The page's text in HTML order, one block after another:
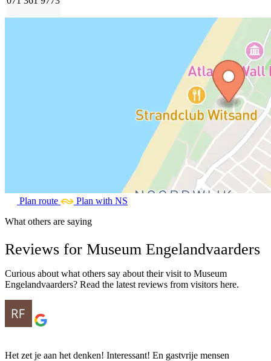
Plan route
Plan with NS
What others are saying
Reviews for Museum Engelandvaarders
Curious about what others say about their visit to Museum
Engelandvaarders? Read the latest reviews from visitors here.
Het zet je aan het denken! Interessant! En gastvrije mensen